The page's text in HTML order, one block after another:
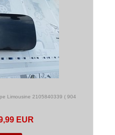
Limousine 2105840339 ( 904
EUR